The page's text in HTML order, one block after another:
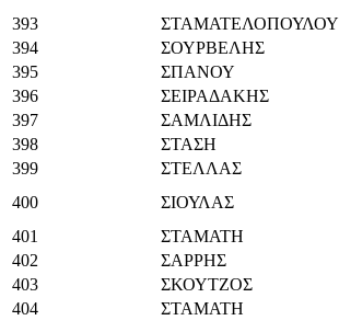
393
ΣΤΑΜΑΤΕΛΟΠΟΥΛΟΥ
394
ΣΟΥΡΒΕΛΗΣ
395
ΣΠΑΝΟΥ
396
ΣΕΙΡΑΔΑΚΗΣ
397
ΣΑΜΛΙΔΗΣ
398
ΣΤΑΣΗ
399
ΣΤΕΛΛΑΣ
400
ΣΙΟΥΛΑΣ
401
ΣΤΑΜΑΤΗ
402
ΣΑΡΡΗΣ
403
ΣΚΟΥΤΖΟΣ
404
ΣΤΑΜΑΤΗ